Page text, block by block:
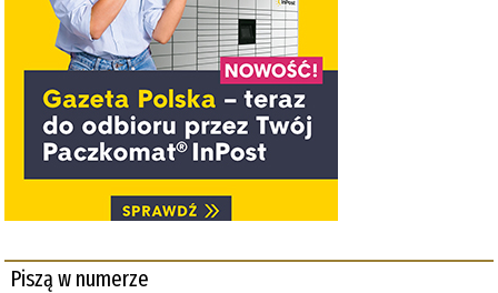
Piszą w numerze